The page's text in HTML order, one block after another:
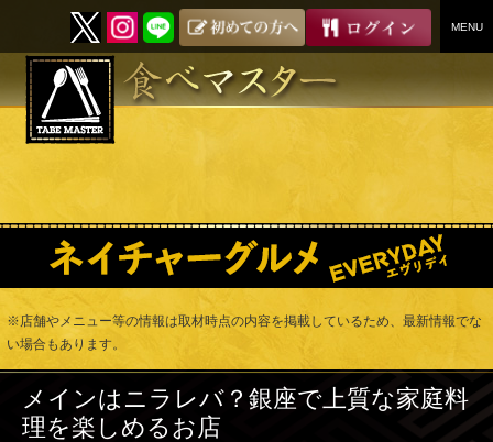
MENU
SKIP
※店舗やメニュー等の情報は取材時点の内容を掲載しているため、最新情報でな
い場合もあります。
メインはニラレバ？銀座で上質な家庭料
理を楽しめるお店